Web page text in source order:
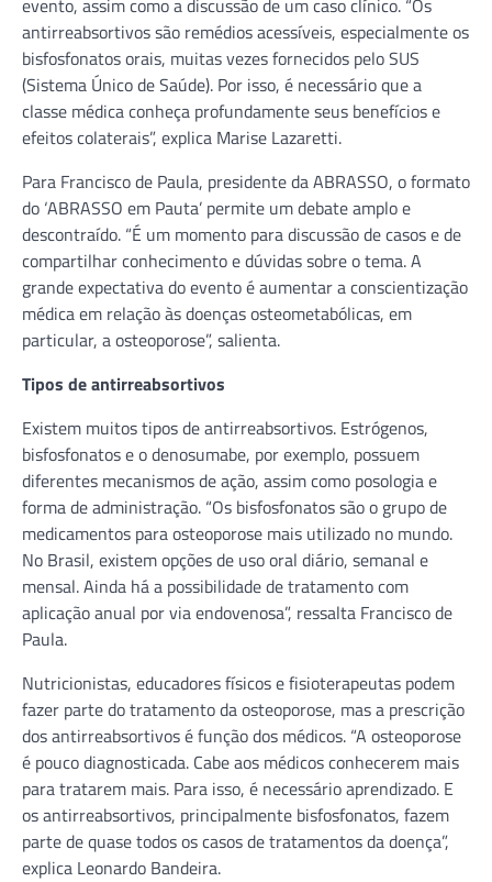
antirreabsortivos são remédios acessíveis, especialmente os
bisfosfonatos orais, muitas vezes fornecidos pelo SUS
(Sistema Único de Saúde). Por isso, é necessário que a
classe médica conheça profundamente seus benefícios e
efeitos colaterais”, explica Marise Lazaretti.
Para Francisco de Paula, presidente da ABRASSO, o formato
do ‘ABRASSO em Pauta’ permite um debate amplo e
descontraído. “É um momento para discussão de casos e de
compartilhar conhecimento e dúvidas sobre o tema. A
grande expectativa do evento é aumentar a conscientização
médica em relação às doenças osteometabólicas, em
particular, a osteoporose”, salienta.
Tipos de antirreabsortivos
Existem muitos tipos de antirreabsortivos. Estrógenos,
bisfosfonatos e o denosumabe, por exemplo, possuem
diferentes mecanismos de ação, assim como posologia e
forma de administração. “Os bisfosfonatos são o grupo de
medicamentos para osteoporose mais utilizado no mundo.
No Brasil, existem opções de uso oral diário, semanal e
mensal. Ainda há a possibilidade de tratamento com
aplicação anual por via endovenosa”, ressalta Francisco de
Paula.
Nutricionistas, educadores físicos e fisioterapeutas podem
fazer parte do tratamento da osteoporose, mas a prescrição
dos antirreabsortivos é função dos médicos. “A osteoporose
é pouco diagnosticada. Cabe aos médicos conhecerem mais
para tratarem mais. Para isso, é necessário aprendizado. E
os antirreabsortivos, principalmente bisfosfonatos, fazem
parte de quase todos os casos de tratamentos da doença”,
explica Leonardo Bandeira.